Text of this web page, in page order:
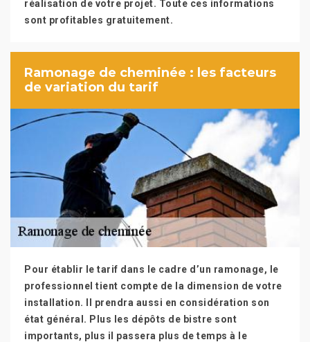
réalisation de votre projet. Toute ces informations
sont profitables gratuitement.
Ramonage de cheminée : les facteurs
de variation du tarif
Pour établir le tarif dans le cadre d’un ramonage, le
professionnel tient compte de la dimension de votre
installation. Il prendra aussi en considération son
état général. Plus les dépôts de bistre sont
importants, plus il passera plus de temps à le